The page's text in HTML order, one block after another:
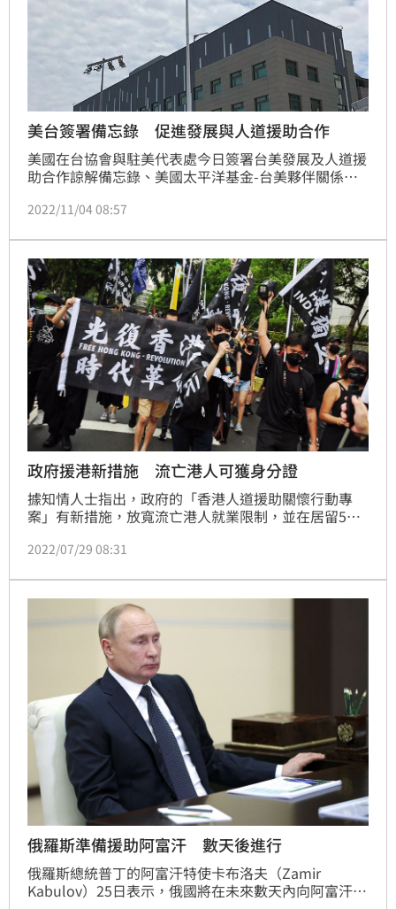
美台簽署備忘錄 促進發展與人道援助合作
美國在台協會與駐美代表處今日簽署台美發展及人道援
助合作諒解備忘錄、美國太平洋基金-台美夥伴關係備
忘錄，促進美台在國際發展與人道援助領域的合作。
2022/11/04 08:57
政府援港新措施 流亡港人可獲身分證
據知情人士指出，政府的「香港人道援助關懷行動專
案」有新措施，放寬流亡港人就業限制，並在居留5年
得身分證的途徑。
2022/07/29 08:31
俄羅斯準備援助阿富汗 數天後進行
俄羅斯總統普丁的阿富汗特使卡布洛夫（Zamir
Kabulov）25日表示，俄國將在未來數天內向阿富汗提